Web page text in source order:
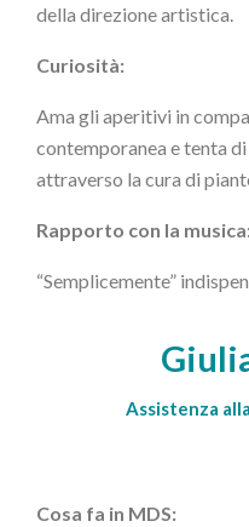
della direzione artistica.
Curiosità:
Ama gli aperitivi in
contemporanea e tenta
attraverso la cura di
Rapporto con la
“Semplicemente”
Assistenza
Cosa fa in MDS: